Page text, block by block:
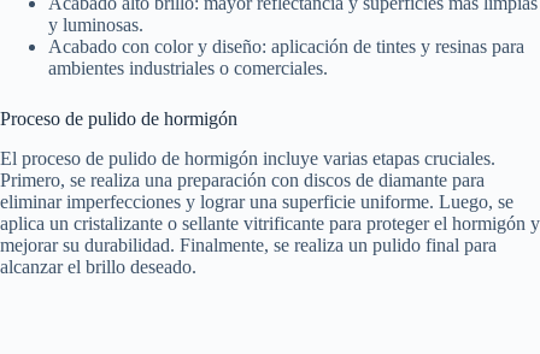
y luminosas.
Acabado con color y diseño: aplicación de tintes y resinas para
ambientes industriales o comerciales.
Proceso de pulido de hormigón
El proceso de pulido de hormigón incluye varias etapas cruciales.
Primero, se realiza una preparación con discos de diamante para
eliminar imperfecciones y lograr una superficie uniforme. Luego, se
aplica un cristalizante o sellante vitrificante para proteger el hormigón y
mejorar su durabilidad. Finalmente, se realiza un pulido final para
alcanzar el brillo deseado.